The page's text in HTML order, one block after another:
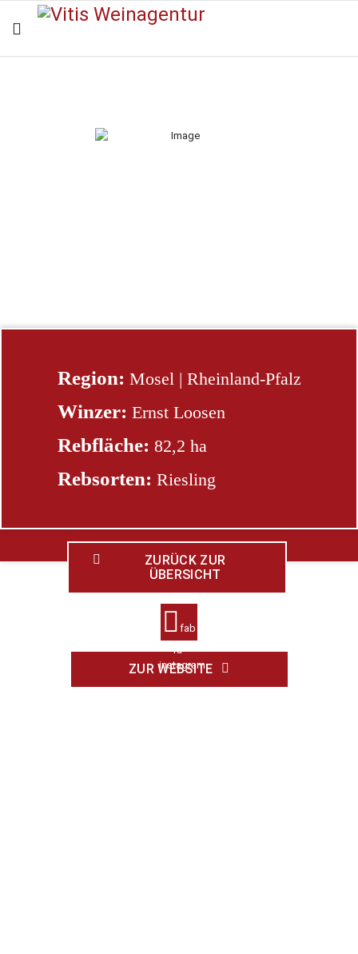
Region: Mosel | Rheinland-Pfalz
Winzer: Ernst Loosen
Rebfläche: 82,2 ha
Rebsorten: Riesling
ZURÜCK ZUR
ÜBERSICHT
fab
fa-
instagram
ZUR WEBSITE